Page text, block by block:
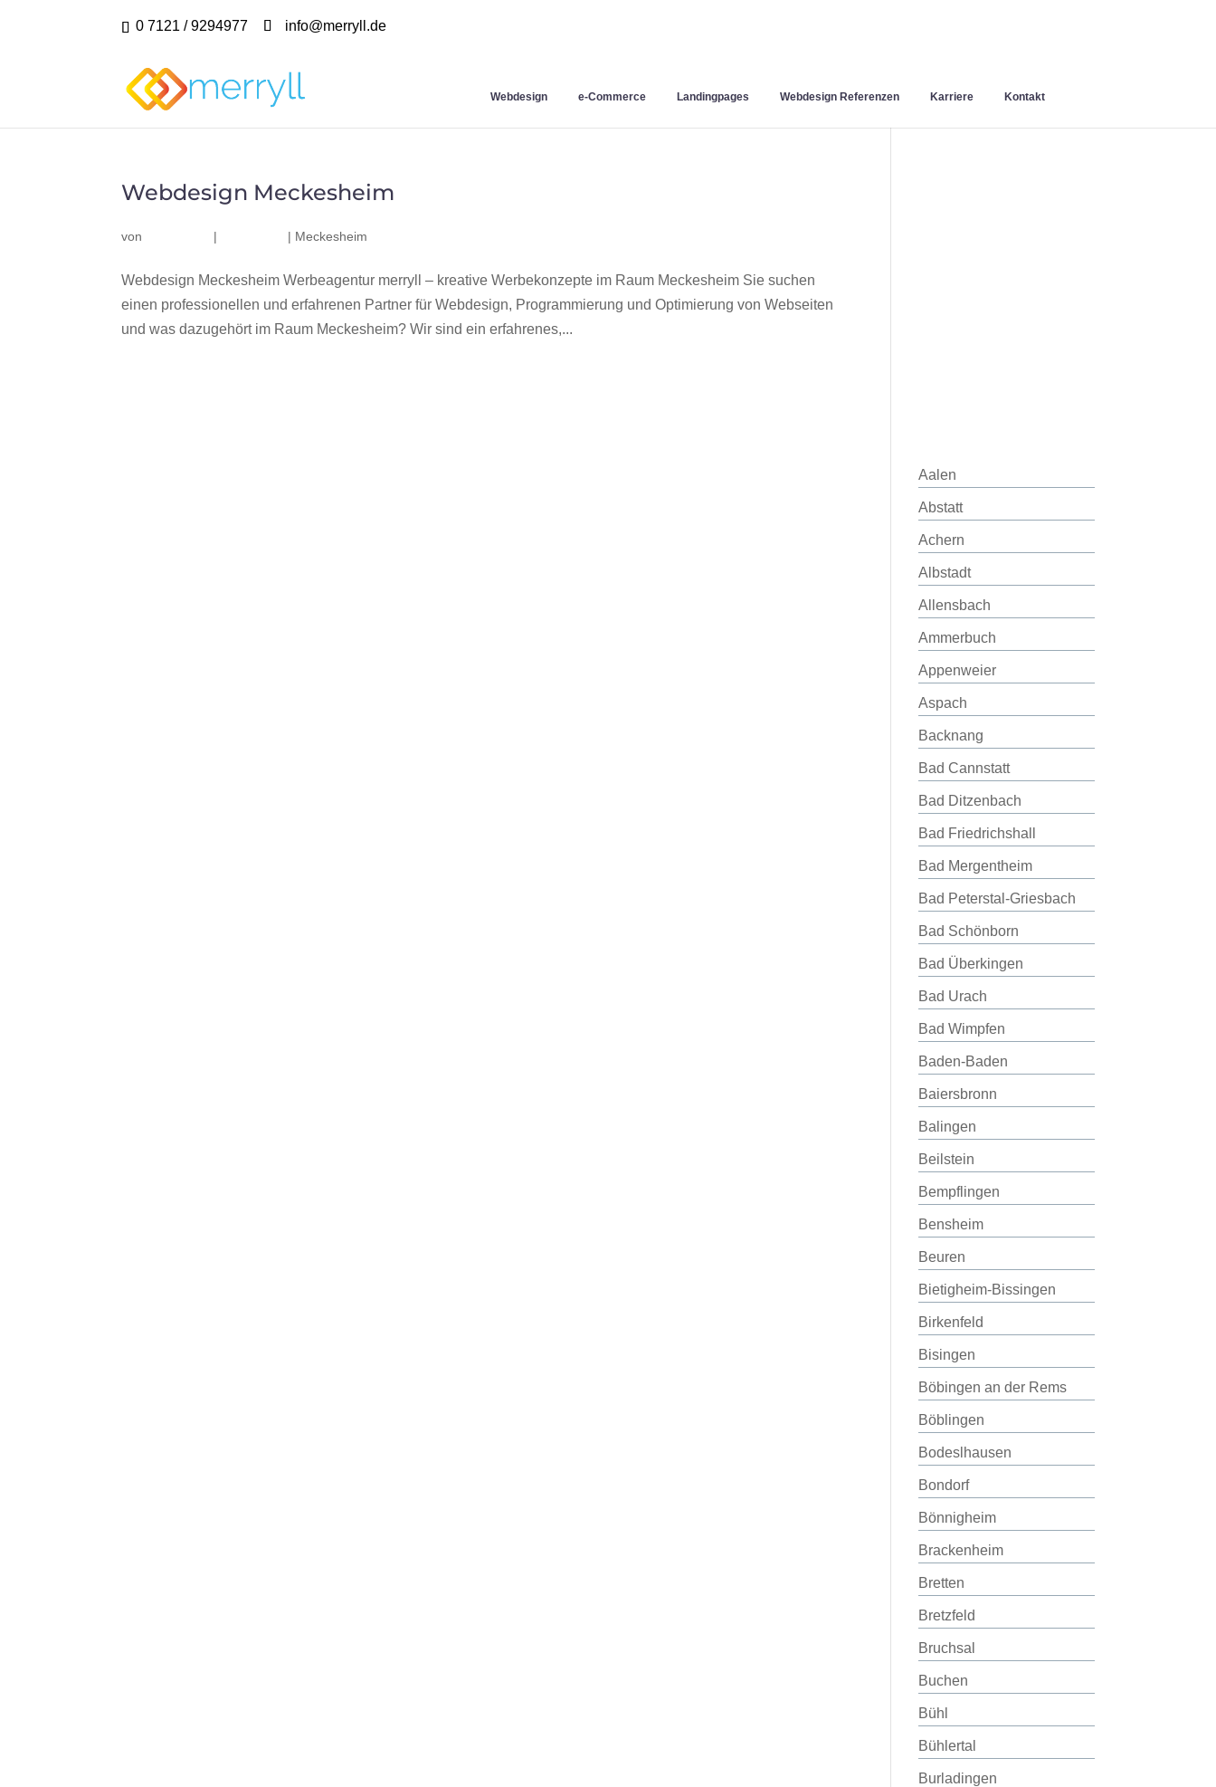
0 7121 / 9294977 info@merryll.de
Webdesign e-Commerce Landingpages Webdesign Referenzen Karriere Kontakt
Webdesign Meckesheim
von | | Meckesheim
Webdesign Meckesheim Werbeagentur merryll – kreative Werbekonzepte im Raum Meckesheim Sie suchen
einen professionellen und erfahrenen Partner für Webdesign, Programmierung und Optimierung von Webseiten
und was dazugehört im Raum Meckesheim? Wir sind ein erfahrenes,...
Aalen
Abstatt
Achern
Albstadt
Allensbach
Ammerbuch
Appenweier
Aspach
Backnang
Bad Cannstatt
Bad Ditzenbach
Bad Friedrichshall
Bad Mergentheim
Bad Peterstal-Griesbach
Bad Schönborn
Bad Überkingen
Bad Urach
Bad Wimpfen
Baden-Baden
Baiersbronn
Balingen
Beilstein
Bempflingen
Bensheim
Beuren
Bietigheim-Bissingen
Birkenfeld
Bisingen
Böbingen an der Rems
Böblingen
Bodeslhausen
Bondorf
Bönnigheim
Brackenheim
Bretten
Bretzfeld
Bruchsal
Buchen
Bühl
Bühlertal
Burladingen